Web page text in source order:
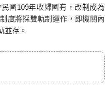
國109年收歸國有，改制成為
度將採雙軌制運作，即機關內
並存。